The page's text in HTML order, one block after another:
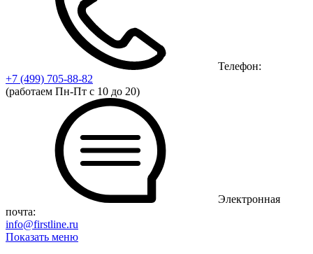
Телефон:
+7 (499) 705-88-82
(работаем Пн-Пт с 10 до 20)
Электронная
почта:
info@firstline.ru
Показать меню